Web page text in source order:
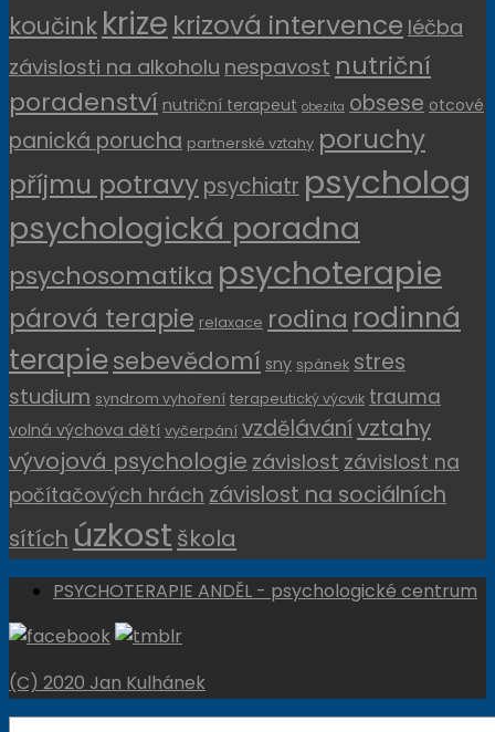
koučink krize krizová intervence léčba
závislosti na alkoholu nespavost nutriční
poradenství nutriční terapeut obezita obsese otcové
panická porucha partnerské vztahy poruchy
příjmu potravypsychiatr psycholog
psychologická poradna
psychosomatika psychoterapie
párová terapie relaxace rodina rodinná
terapiesebevědomí sny spánek stres
studium syndrom vyhoření terapeutický výcvik trauma
volná výchova dětí vyčerpání vzdělávánívztahy
vývojová psychologie závislost závislost na
počítačových hrách závislost na sociálních
sítích úzkost škola
PSYCHOTERAPIE ANDĚL - psychologické centrum
(C) 2020 Jan Kulhánek